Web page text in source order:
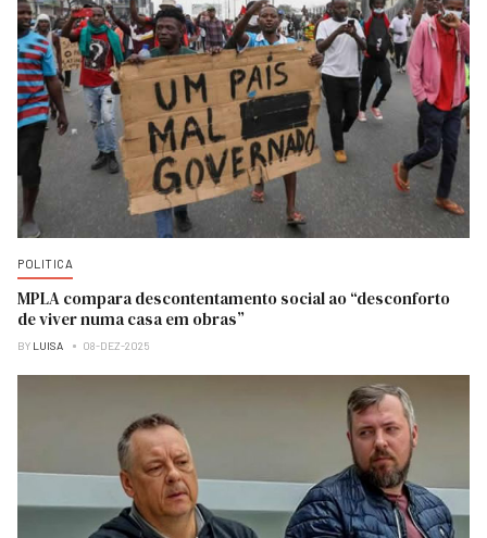
POLITICA
MPLA compara descontentamento social ao “desconforto
de viver numa casa em obras”
BY LUISA 08-DEZ-2025